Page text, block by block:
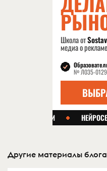
Другие материалы блога